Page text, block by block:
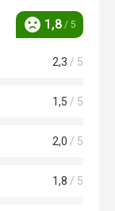
Ocena
1,8 / 5
2,3 / 5
1,5 / 5
2,0 / 5
1,8 / 5